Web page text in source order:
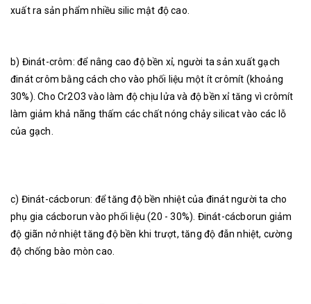
xuất ra sản phẩm nhiều silic mật độ cao.
b) Đinát-crôm: để nâng cao độ bền xỉ, người ta sản xuất gạch
đinát crôm bằng cách cho vào phối liệu một ít crômít (khoảng
30%). Cho Cr2O3 vào làm độ chịu lửa và độ bền xỉ tăng vì crômít
làm giảm khả nãng thấm các chất nóng chảy silicat vào các lỗ
của gạch.
c) Đinát-cácborun: để tăng độ bền nhiệt của đinát người ta cho
phụ gia cácborun vào phối liệu (20 - 30%). Đinát-cácborun giảm
độ giãn nở nhiệt tăng độ bền khi trượt, tăng độ đẫn nhiệt, cường
độ chống bào mòn cao.